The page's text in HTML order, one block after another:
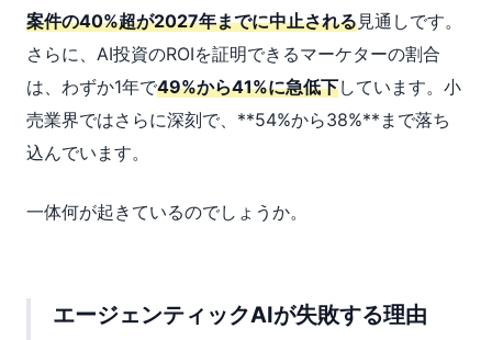
案件の40%超が2027年までに中止される見通しです。
さらに、AI投資のROIを証明できるマーケターの割合
は、わずか1年で49%から41%に急低下しています。小
売業界ではさらに深刻で、**54%から38%**まで落ち
込んでいます。
一体何が起きているのでしょうか。
エージェンティックAIが失敗する理由